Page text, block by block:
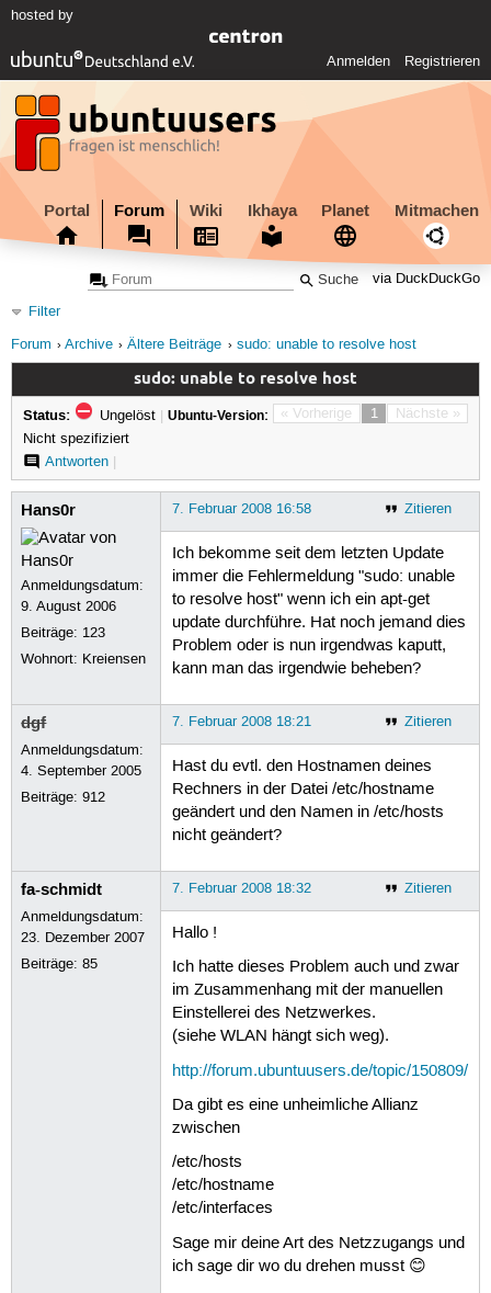
hosted by
Anmelden Registrieren
Portal Forum Wiki Ikhaya Planet Mitmachen
via DuckDuckGo
Filter
Forum
Archive Ältere Beiträge sudo: unable to resolve host
sudo: unable to resolve host
« Vorherige 1 Nächste »
Status: Ungelöst | Ubuntu-Version:
Nicht spezifiziert
Antworten|
Hans0r
Anmeldungsdatum:
9. August 2006
Beiträge: 123
Wohnort: Kreiensen
Zitieren
7. Februar 2008 16:58
Ich bekomme seit dem letzten Update
immer die Fehlermeldung "sudo: unable
to resolve host" wenn ich ein apt-get
update durchführe. Hat noch jemand dies
Problem oder is nun irgendwas kaputt,
kann man das irgendwie beheben?
dgf
Anmeldungsdatum:
4. September 2005
Beiträge:912
Zitieren
7. Februar 2008 18:21
Hast du evtl. den Hostnamen deines
Rechners in der Datei /etc/hostname
geändert und den Namen in /etc/hosts
nicht geändert?
fa-schmidt
Anmeldungsdatum:
23. Dezember 2007
Beiträge:85
Zitieren
7. Februar 2008 18:32
Hallo !
Ich hatte dieses Problem auch und zwar
im Zusammenhang mit der manuellen
Einstellerei des Netzwerkes.
(siehe WLAN hängt sich weg).
http://forum.ubuntuusers.de/topic/150809/
Da gibt es eine unheimliche Allianz
zwischen
/etc/hosts
/etc/hostname
/etc/interfaces
Sage mir deine Art des Netzzugangs und
ich sage dir wo du drehen musst 😊